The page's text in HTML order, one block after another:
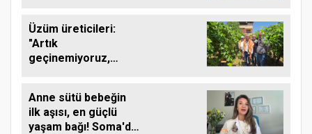
Üzüm üreticileri:
"Artık
geçinemiyoruz,
Anne sütü bebeğin
ilk aşısı, en güçlü
yaşam bağı! Soma'da